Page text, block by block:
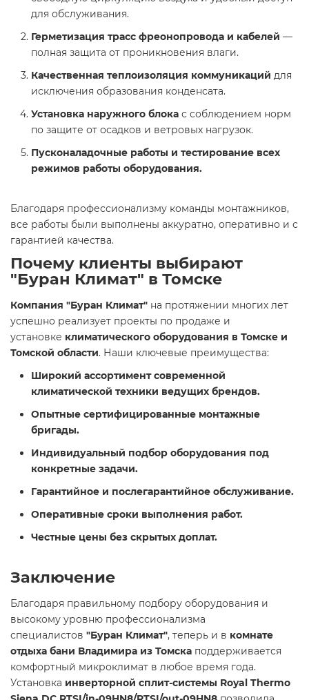
для обслуживания.
Герметизация трасс фреонопровода и кабелей —
полная защита от проникновения влаги.
Качественная теплоизоляция коммуникаций для
исключения образования конденсата.
Установка наружного блока с соблюдением норм
по защите от осадков и ветровых нагрузок.
Пусконаладочные работы и тестирование всех
режимов работы оборудования.
Благодаря профессионализму команды монтажников,
все работы были выполнены аккуратно, оперативно и с
гарантией качества.
Почему клиенты выбирают
"Буран Климат" в Томске
Компания "Буран Климат" на протяжении многих лет
успешно реализует проекты по продаже и
установке климатического оборудования в Томске и
Томской области. Наши ключевые преимущества:
Широкий ассортимент современной
климатической техники ведущих брендов.
Опытные сертифицированные монтажные
бригады.
Индивидуальный подбор оборудования под
конкретные задачи.
Гарантийное и послегарантийное обслуживание.
Оперативные сроки выполнения работ.
Честные цены без скрытых доплат.
Заключение
Благодаря правильному подбору оборудования и
высокому уровню профессионализма
специалистов "Буран Климат", теперь и в комнате
отдыха бани Владимира из Томска поддерживается
комфортный микроклимат в любое время года.
Установка инверторной сплит-системы Royal Thermo